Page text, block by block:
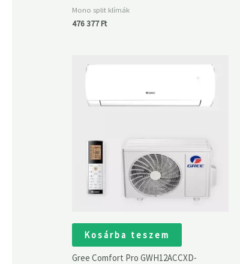
Mono split klímák
476 377Ft
Kosárba teszem
Gree Comfort Pro GWH12ACCXD-